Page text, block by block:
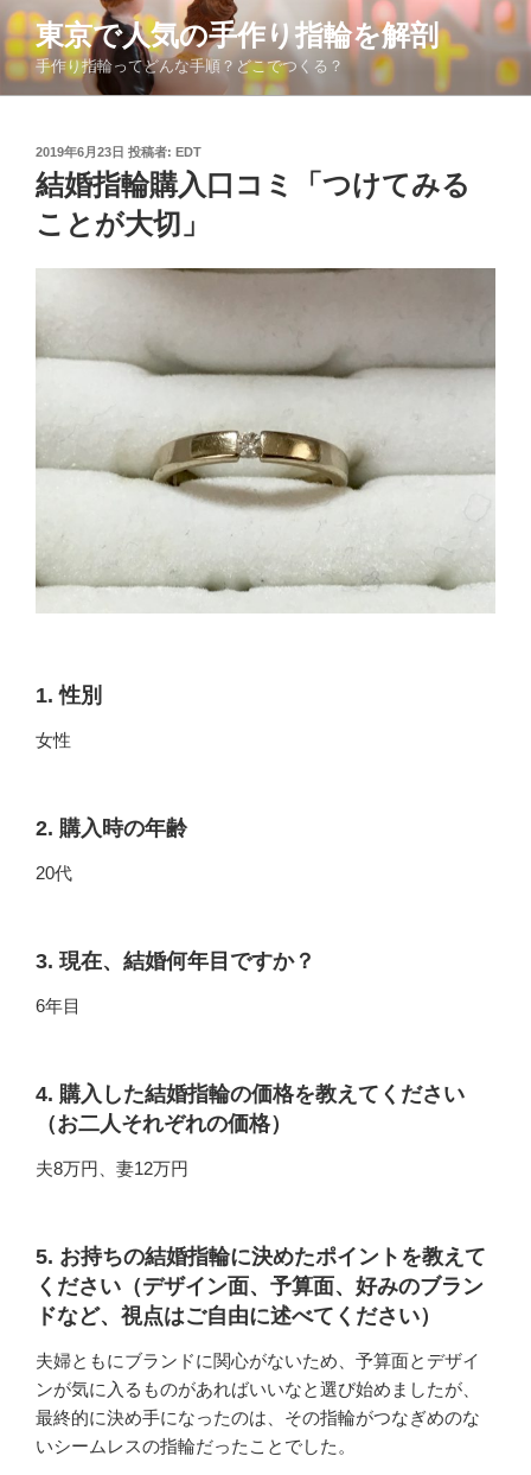
コ
ン
ン
東京で人気の手作り指輪を解剖
手作り指輪ってどんな手順？どこでつくる？
投
稿
日:
2019年6月23日 投稿者: EDT
結婚指輪購入口コミ「つけてみる
ことが大切」
1. 性別
女性
2. 購入時の年齢
20代
3. 現在、結婚何年目ですか？
6年目
4. 購入した結婚指輪の価格を教えてください
（お二人それぞれの価格）
夫8万円、妻12万円
5. お持ちの結婚指輪に決めたポイントを教えて
ください（デザイン面、予算面、好みのブラン
ドなど、視点はご自由に述べてください）
夫婦ともにブランドに関心がないため、予算面とデザイ
ンが気に入るものがあればいいなと選び始めましたが、
最終的に決め手になったのは、その指輪がつなぎめのな
いシームレスの指輪だったことでした。